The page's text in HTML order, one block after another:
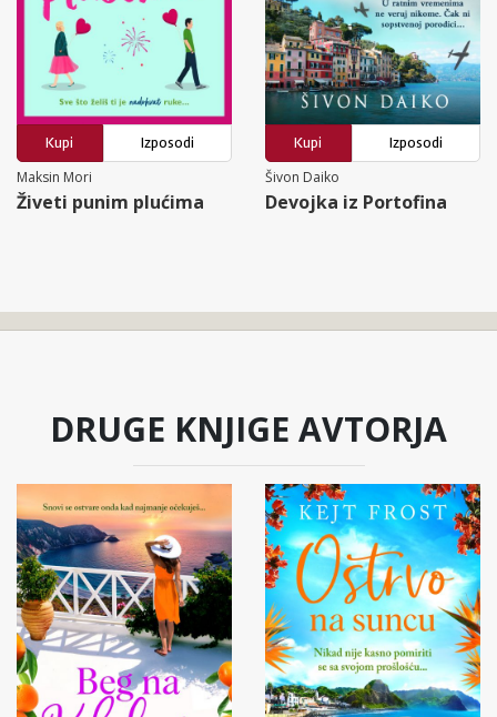
Kupi
Izposodi
Maksin Mori
Živeti punim plućima
Kupi
Izposodi
Šivon Daiko
Devojka iz Portofina
DRUGE KNJIGE AVTORJA